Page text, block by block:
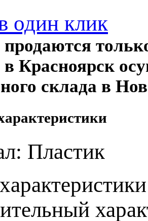
один клик
продаются
в Красноярск
склада в
Пластик